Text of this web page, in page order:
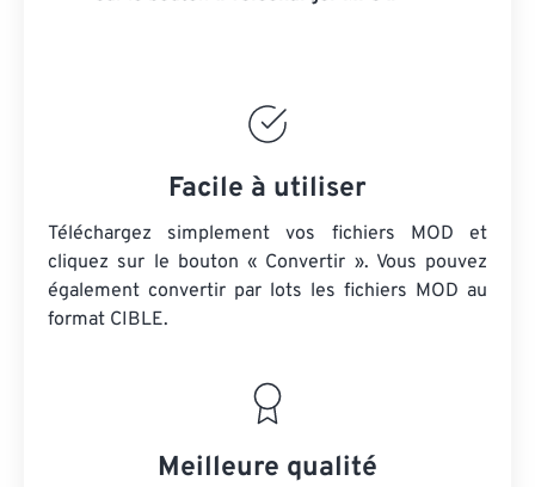
Facile à utiliser
Téléchargez simplement vos fichiers MOD et
cliquez sur le bouton « Convertir ». Vous pouvez
également convertir par lots les fichiers MOD au
format CIBLE.
Meilleure qualité